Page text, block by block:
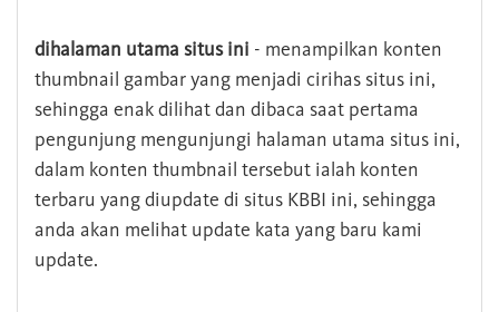
dihalaman utama situs ini - menampilkan konten
thumbnail gambar yang menjadi cirihas situs ini,
sehingga enak dilihat dan dibaca saat pertama
pengunjung mengunjungi halaman utama situs ini,
dalam konten thumbnail tersebut ialah konten
terbaru yang diupdate di situs KBBI ini, sehingga
anda akan melihat update kata yang baru kami
update.